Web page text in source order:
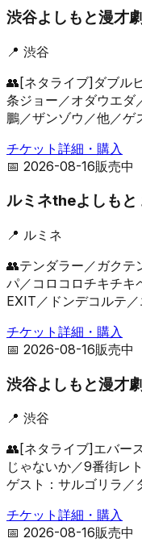
渋谷よしもと漫才
📍 渋谷
👥[ネタライブ]ダブル
条ジョー／オダウエダ
鵬／ザンゾウ／他／ゲ
チケット詳細・購入
📅 2026-08-16販売中
ルミネtheよしもと
📍 ルミネ
👥テンダラー／ガクテ
パ／コロコロチキチキ
EXIT／ドンデコルテ
チケット詳細・購入
📅 2026-08-16販売中
渋谷よしもと漫才
📍 渋谷
👥 [ネタライブ]エバー
じゃないか／9番街レ
ゲスト：サルゴリラ／
チケット詳細・購入
📅 2026-08-16販売中